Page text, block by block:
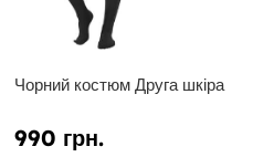
Чорний костюм Друга шкіра
990 грн.